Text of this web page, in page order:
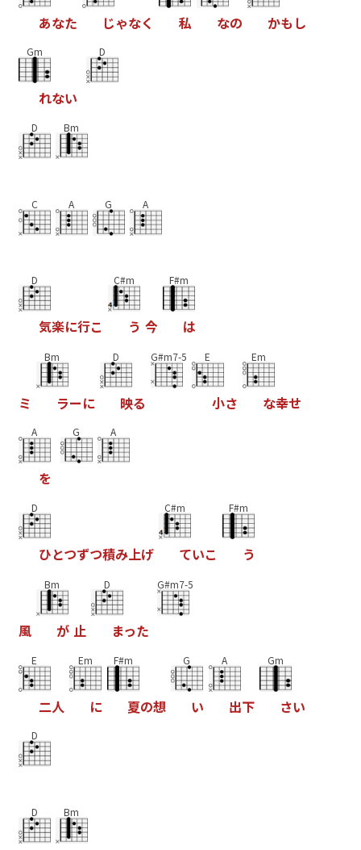
あなた じゃなく 私 なの かもし
Gm
れない
D
D Bm
C A G A
D
気楽に行こ
C#m
う 今
F#m
は
ミ
Bm
ラーに
D
映る
G#m7-5 E
小さ
Em
な幸せ
A
を
G A
D
ひとつずつ積み上げ
C#m
ていこ
F#m
う
風
Bm
が 止
D
まった
G#m7-5
E
二人
Em
に
F#m
夏の想
G
い
A
出下
Gm
さい
D
D Bm